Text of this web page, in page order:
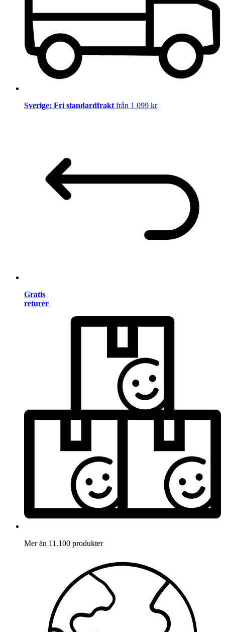
Sverige: Fri standardfrakt från 1 099 kr
Gratis
returer
Mer än 11.100 produkter